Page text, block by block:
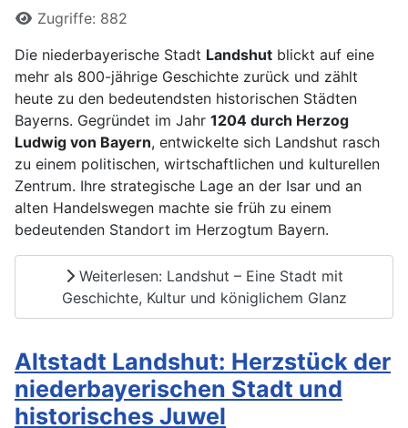
Zugriffe: 882
Die niederbayerische Stadt Landshut blickt auf eine
mehr als 800-jährige Geschichte zurück und zählt
heute zu den bedeutendsten historischen Städten
Bayerns. Gegründet im Jahr 1204 durch Herzog
Ludwig von Bayern, entwickelte sich Landshut rasch
zu einem politischen, wirtschaftlichen und kulturellen
Zentrum. Ihre strategische Lage an der Isar und an
alten Handelswegen machte sie früh zu einem
bedeutenden Standort im Herzogtum Bayern.
Weiterlesen: Landshut – Eine Stadt mit
Geschichte, Kultur und königlichem Glanz
Altstadt Landshut: Herzstück der
niederbayerischen Stadt und
historisches Juwel